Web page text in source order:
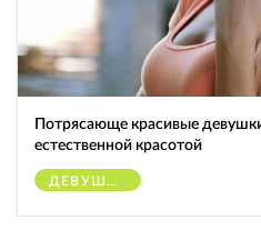
Потрясающе красивые
естественной красотой
ДЕВУШКИ